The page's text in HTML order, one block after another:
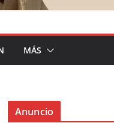
MÁS
Anuncio